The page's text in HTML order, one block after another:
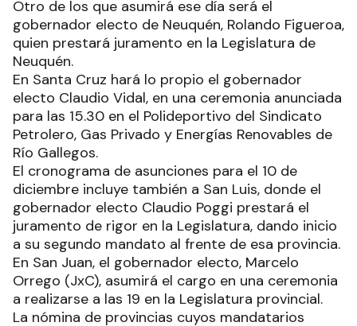
Otro de los que asumirá ese día será el
gobernador electo de Neuquén, Rolando Figueroa,
quien prestará juramento en la Legislatura de
Neuquén.
En Santa Cruz hará lo propio el gobernador
electo Claudio Vidal, en una ceremonia anunciada
para las 15.30 en el Polideportivo del Sindicato
Petrolero, Gas Privado y Energías Renovables de
Río Gallegos.
El cronograma de asunciones para el 10 de
diciembre incluye también a San Luis, donde el
gobernador electo Claudio Poggi prestará el
juramento de rigor en la Legislatura, dando inicio
a su segundo mandato al frente de esa provincia.
En San Juan, el gobernador electo, Marcelo
Orrego (JxC), asumirá el cargo en una ceremonia
a realizarse a las 19 en la Legislatura provincial.
La nómina de provincias cuyos mandatarios